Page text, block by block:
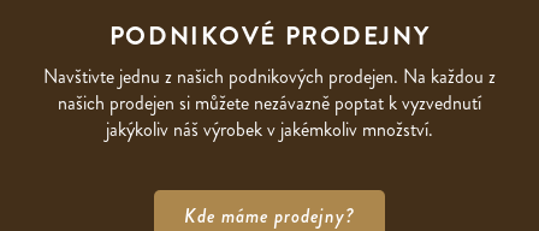
PODNIKOVÉ PRODEJNY
Navštivte jednu z našich podnikových prodejen. Na každou z
našich prodejen si můžete nezávazně poptat k vyzvednutí
jakýkoliv náš výrobek v jakémkoliv množství.
Kde máme prodejny?